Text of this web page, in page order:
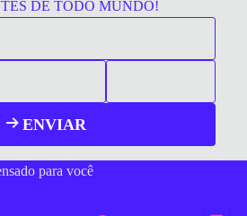
DE TODO MUNDO!
ENVIAR